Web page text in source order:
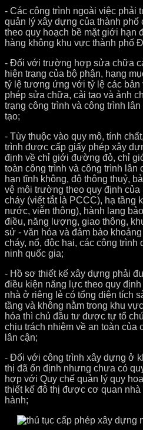
- Các công trình ngoài việc phải
quản lý xây dựng của thành
theo quy hoạch bề mặt giới hạn
hàng không khu vực thành phố
- Đối với trường hợp sửa chữa
hiện trạng của bộ phận, hạng
tỷ lệ tư­ơng ứng với tỷ lệ các bản
phép sửa chữa, cải tạo và ảnh
trạng công trình và công trình
tạo;
- Tùy thuộc vào quy mô, tính
trình được cấp giấy phép xây
định về chỉ giới đường đỏ, chỉ
toàn công trình và công trình lân
hạn tĩnh không, độ thông thuỷ,
vệ môi trường theo quy định
cháy (viết tắt là PCCC), hạ tầng
nước, viễn thông), hành lang
điều, năng lượng, giao thông,
sử - văn hóa và đảm bảo
cháy, nổ, độc hại, các công trình
ninh quốc gia;
- Hồ sơ thiết kế xây dựng phải
điều kiện năng lực theo quy
nhà ở riêng lẻ có tổng diện tích
tầng và không nằm trong khu
hóa thì chủ đầu tư được tự tổ
chịu trách nhiệm về an toàn của
lân cận;
- Đối với công trình xây dựng ở
thị đã ổn định nhưng chưa có
hợp với Quy chế quản lý quy
thiết kế đô thị được cơ quan
hành;